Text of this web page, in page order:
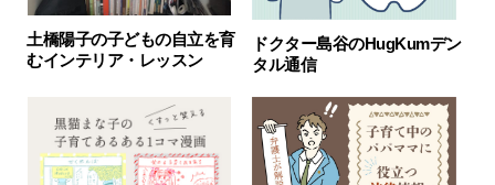
土橋陽子の子どもの自立を育
むインテリア・レッスン
ドクター島谷のHugKumデン
タル通信